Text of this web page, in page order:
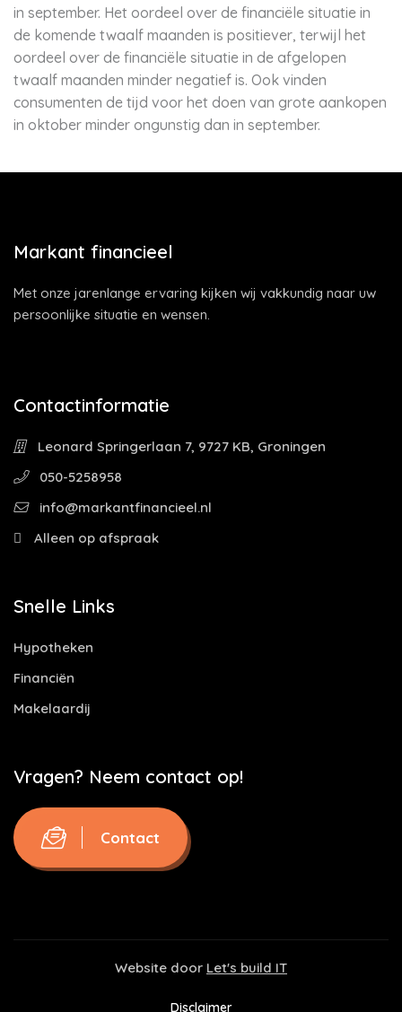
in september. Het oordeel over de financiële situatie in
de komende twaalf maanden is positiever, terwijl het
oordeel over de financiële situatie in de afgelopen
twaalf maanden minder negatief is. Ook vinden
consumenten de tijd voor het doen van grote aankopen
in oktober minder ongunstig dan in september.
Markant financieel
Met onze jarenlange ervaring kijken wij vakkundig naar uw
persoonlijke situatie en wensen.
Contactinformatie
Leonard Springerlaan 7, 9727 KB, Groningen
050-5258958
info@markantfinancieel.nl
Alleen op afspraak
Snelle Links
Hypotheken
Financiën
Makelaardij
Vragen? Neem contact op!
Contact
Website door Let's build IT
Disclaimer